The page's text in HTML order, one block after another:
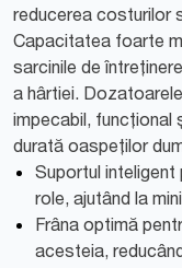
reducerea costurilor
Capacitatea foarte
sarcinile de
a hârtiei.
impecabil, funcțional
durată oaspeților
Suportul inteligent
role, ajutând la
Frâna optimă
acesteia,